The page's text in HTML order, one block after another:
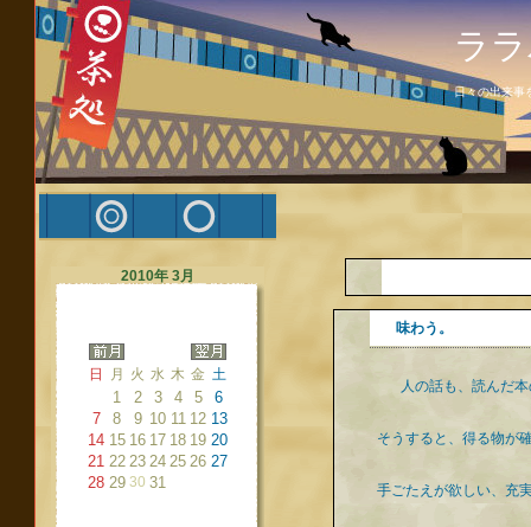
ラ
日々の出来事
2010年 3月
日 月 火 水 木 金 土
1 2 3 4 5
6
7
8 9 10 11 12 13
14 15 16 17 18 19 20
21 22 23 24 25 26 27
28 29 30 31
味わう。
人の話も、読んだ
そうすると、得る物が
手ごたえが欲しい、充